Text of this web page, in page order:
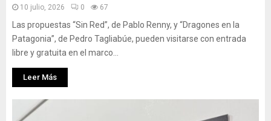
10 julio, 2026 0 67
Las propuestas “Sin Red”, de Pablo Renny, y “Dragones en la
Patagonia”, de Pedro Tagliabúe, pueden visitarse con entrada
libre y gratuita en el marco...
Leer Más